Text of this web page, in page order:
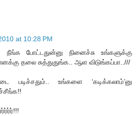
at 10:28 PM
போட்டதுன்னு நினைச்சு உங்களுக்கு
தலை சுத்துதுங்க.. ஆள விடுங்கப்பா..///
உங்களை ‘கடிக்கலாம்’னு